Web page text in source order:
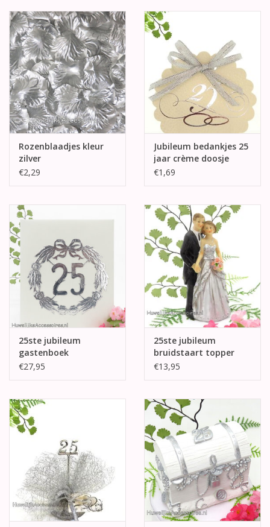
Rozenblaadjes kleur
zilver
€2,29
Jubileum bedankjes 25
jaar crème doosje
€1,69
25ste jubileum
gastenboek
€27,95
25ste jubileum
bruidstaart topper
€13,95